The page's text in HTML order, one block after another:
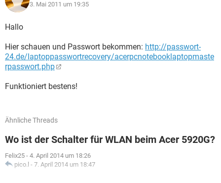
3. Mai 2011 um 19:35
Hallo
Hier schauen und Passwort bekommen: http://passwort-
24.de/laptoppasswortrecovery/acerpcnotebooklaptopmaste
rpasswort.php
Funktioniert bestens!
Ähnliche Threads
Wo ist der Schalter für WLAN beim Acer 5920G?
Felix25 - 4. April 2014 um 18:26
pico.l - 7. April 2014 um 18:47